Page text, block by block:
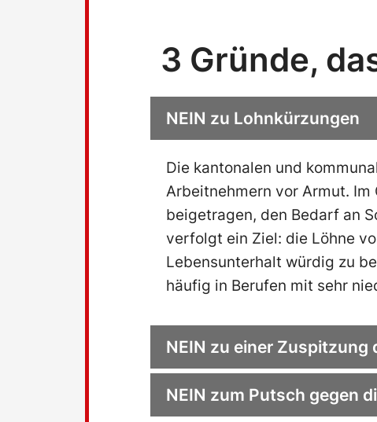
C
c
3 Gründe,
NEIN zu Lohnkürzungen
Die kantonalen und
Arbeitnehmern vor Armut.
beigetragen, den Bedarf an
verfolgt ein Ziel: die Löhne
Lebensunterhalt würdig zu
häufig in Berufen mit sehr
NEIN zu einer
NEIN zum Putsch gegen